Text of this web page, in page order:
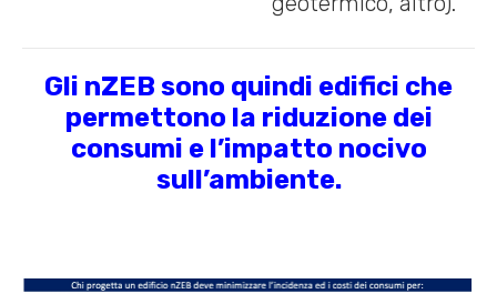
Gli nZEB sono quindi edifici che
permettono la riduzione dei
consumi e l’impatto nocivo
sull’ambiente.